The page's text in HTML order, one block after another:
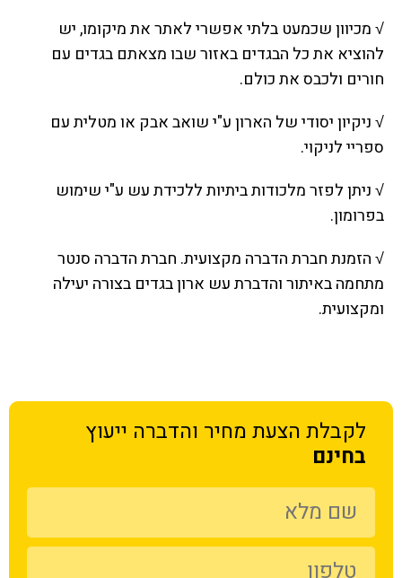
√ מכיוון שכמעט בלתי אפשרי לאתר את מיקומו, יש
להוציא את כל הבגדים באזור שבו מצאתם בגדים עם
חורים ולכבס את כולם.
√ ניקיון יסודי של הארון ע"י שואב אבק או מטלית עם
ספריי לניקוי.
√ ניתן לפזר מלכודות ביתיות ללכידת עש ע"י שימוש
בפרומון.
√ הזמנת חברת הדברה מקצועית. חברת הדברה סנטר
מתחמה באיתור והדברת עש ארון בגדים בצורה יעילה
ומקצועית.
לקבלת הצעת מחיר והדברה ייעוץ
בחינם